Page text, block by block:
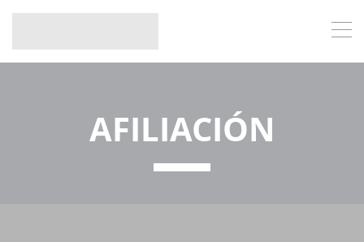
AFILIACIÓN